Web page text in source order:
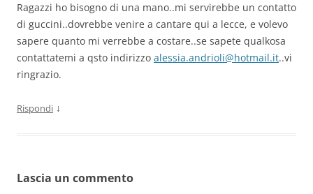
Ragazzi ho bisogno di una mano..mi servirebbe un contatto
di guccini..dovrebbe venire a cantare qui a lecce, e volevo
sapere quanto mi verrebbe a costare..se sapete qualkosa
contattatemi a qsto indirizzo alessia.andrioli@hotmail.it..vi
ringrazio.
Rispondi ↓
Lascia un commento